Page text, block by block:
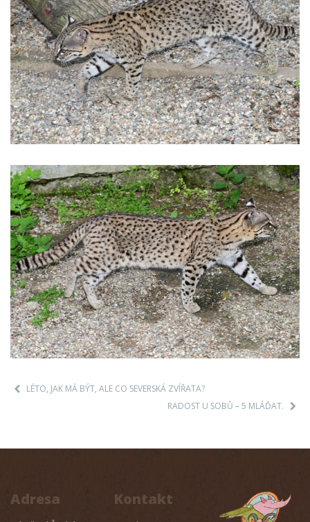
LÉTO, JAK MÁ BÝT, ALE CO SEVERSKÁ ZVÍŘATA?
RADOST U SOBŮ – 5 MLÁĎAT.
Adresa Kontakt